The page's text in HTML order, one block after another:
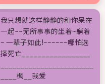
我只想就这样静静的和你呆在
一起~~无所事事的坐着~躺着
~ 一辈子如此!~~~~~~哪怕选
择死亡_________________
____枫__我爱